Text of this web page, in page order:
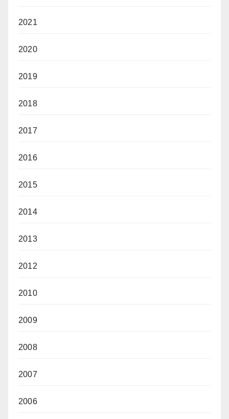
2021
2020
2019
2018
2017
2016
2015
2014
2013
2012
2010
2009
2008
2007
2006